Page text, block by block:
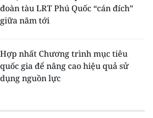
đoàn tàu LRT Phú Quốc “cán đích”
giữa năm tới
Hợp nhất Chương trình mục tiêu
quốc gia để nâng cao hiệu quả sử
dụng nguồn lực